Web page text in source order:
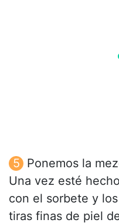
Ponemos la
Una vez esté
con el sorbete y
tiras finas de piel